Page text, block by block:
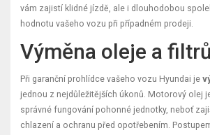
vám zajistí klidné jízdě, ale i dlouhodobou
hodnotu vašeho vozu při případném prodeji.
Výměna oleje a filtrů
Při garanční prohlídce vašeho vozu Hyundai je
jednou z nejdůležitějších úkonů. Motorový olej
správné fungování pohonné jednotky, neboť
chlazení a ochranu před opotřebením.